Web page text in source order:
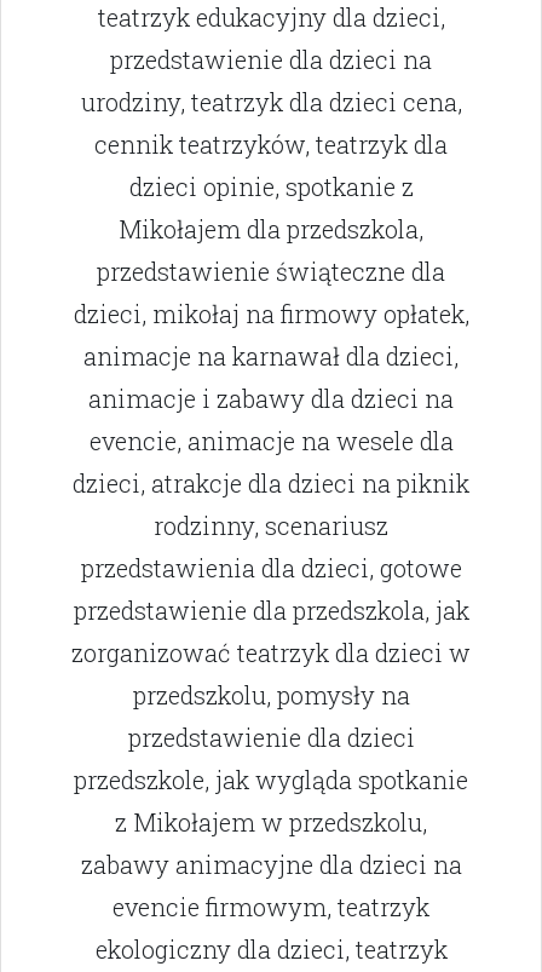
teatrzyk edukacyjny dla dzieci,
przedstawienie dla dzieci na
urodziny, teatrzyk dla dzieci cena,
cennik teatrzyków, teatrzyk dla
dzieci opinie, spotkanie z
Mikołajem dla przedszkola,
przedstawienie świąteczne dla
dzieci, mikołaj na firmowy opłatek,
animacje na karnawał dla dzieci,
animacje i zabawy dla dzieci na
evencie, animacje na wesele dla
dzieci, atrakcje dla dzieci na piknik
rodzinny, scenariusz
przedstawienia dla dzieci, gotowe
przedstawienie dla przedszkola, jak
zorganizować teatrzyk dla dzieci w
przedszkolu, pomysły na
przedstawienie dla dzieci
przedszkole, jak wygląda spotkanie
z Mikołajem w przedszkolu,
zabawy animacyjne dla dzieci na
evencie firmowym, teatrzyk
ekologiczny dla dzieci, teatrzyk